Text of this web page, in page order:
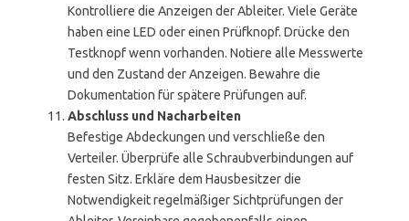
Kontrolliere die Anzeigen der Ableiter. Viele Geräte
haben eine LED oder einen Prüfknopf. Drücke den
Testknopf wenn vorhanden. Notiere alle Messwerte
und den Zustand der Anzeigen. Bewahre die
Dokumentation für spätere Prüfungen auf.
Abschluss und Nacharbeiten
Befestige Abdeckungen und verschließe den
Verteiler. Überprüfe alle Schraubverbindungen auf
festen Sitz. Erkläre dem Hausbesitzer die
Notwendigkeit regelmäßiger Sichtprüfungen der